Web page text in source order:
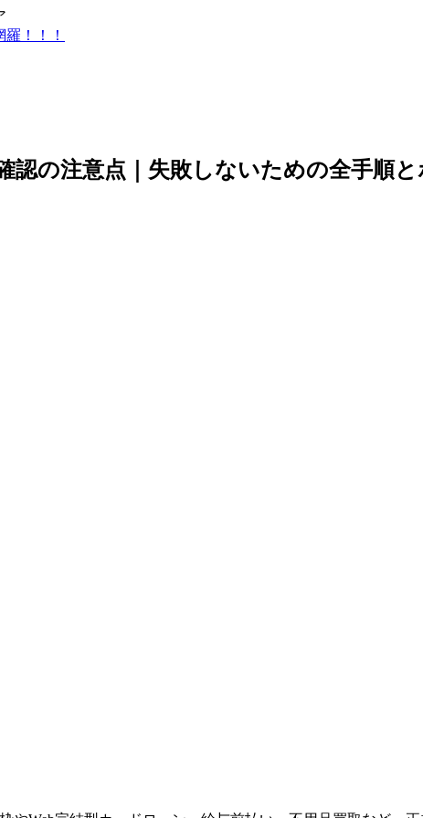
！！！
認の注意点｜失敗しないための全手順